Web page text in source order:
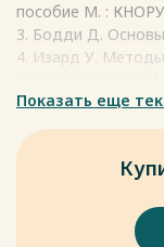
пособие М. :
3. Бодди Д.
4. Изард У. Методы
5. Камаев Р. А.
управления
города Москвы).
управления
Фундаментальные
Показать еще